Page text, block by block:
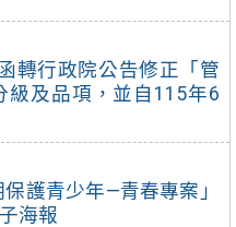
轉行政院公告修正「管
級及品項，並自115年6
護青少年—青春專案」
海報